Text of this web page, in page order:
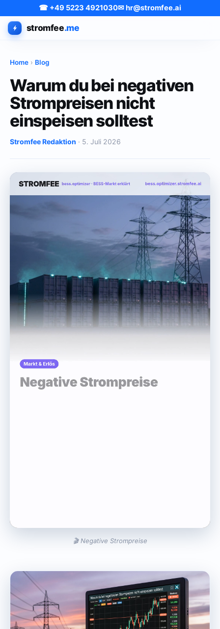
☎ +49 5223 4921030✉ hr@stromfee.ai
stromfee.me
Home › Blog
Warum du bei negativen
Strompreisen nicht
einspeisen solltest
Stromfee Redaktion · 5. Juli 2026
🎬 Negative Strompreise